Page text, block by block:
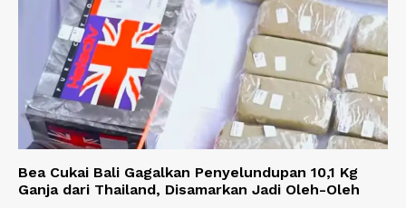
Bea Cukai Bali Gagalkan Penyelundupan 10,1 Kg
Ganja dari Thailand, Disamarkan Jadi Oleh-Oleh